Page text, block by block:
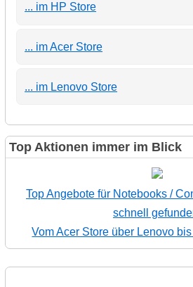
... im HP Store
... im Acer Store
... im Lenovo Store
Top Aktionen immer im Blick
Top Angebote für Notebooks /
schnell
Vom Acer Store über Lenovo